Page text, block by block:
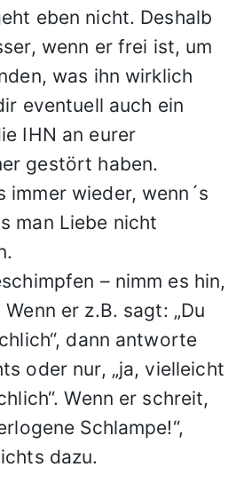
eben nicht. Deshalb
wenn er frei ist, um
was ihn wirklich
eventuell auch ein
IHN an eurer
gestört haben.
immer wieder, wenn´s
man Liebe nicht
– nimm es hin,
er z.B. sagt: „Du
dann antworte
oder nur, „ja, vielleicht
Wenn er schreit,
Schlampe!“,
dazu.